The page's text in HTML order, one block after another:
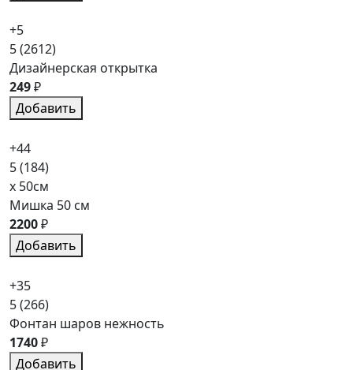
+5
5(2612)
Дизайнерская открытка
249₽
Добавить
+44
5(184)
x 50см
Мишка 50 см
2200₽
Добавить
+35
5(266)
Фонтан шаров нежность
1740₽
Добавить